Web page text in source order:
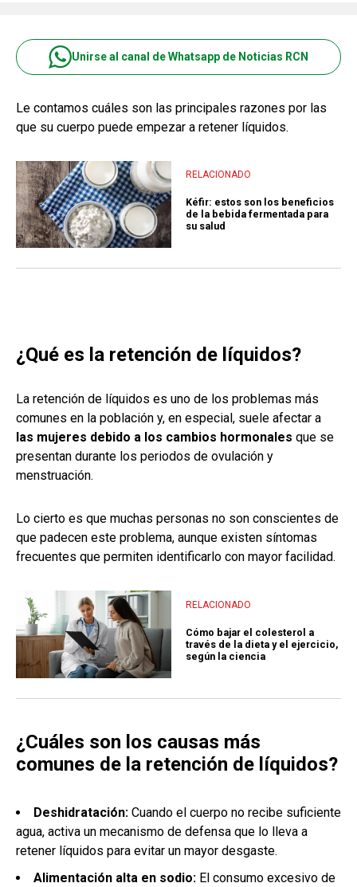
Unirse al canal de Whatsapp de Noticias RCN
Le contamos cuáles son las principales razones por las
que su cuerpo puede empezar a retener líquidos.
RELACIONADO
Kéfir: estos son los beneficios
de la bebida fermentada para
su salud
¿Qué es la retención de líquidos?
La retención de líquidos es uno de los problemas más
comunes en la población y, en especial, suele afectar a
las mujeres debido a los cambios hormonales que se
presentan durante los periodos de ovulación y
menstruación.
Lo cierto es que muchas personas no son conscientes de
que padecen este problema, aunque existen síntomas
frecuentes que permiten identificarlo con mayor facilidad.
RELACIONADO
Cómo bajar el colesterol a
través de la dieta y el ejercicio,
según la ciencia
¿Cuáles son los causas más
comunes de la retención de líquidos?
Deshidratación: Cuando el cuerpo no recibe suficiente
agua, activa un mecanismo de defensa que lo lleva a
retener líquidos para evitar un mayor desgaste.
Alimentación alta en sodio: El consumo excesivo de